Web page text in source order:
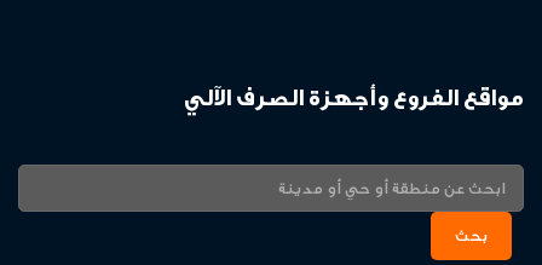
مواقع الفروع وأجهزة الصرف الآلي
بحث